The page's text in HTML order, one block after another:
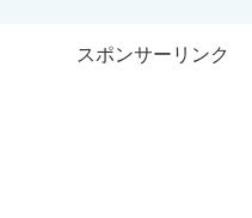
スポンサーリンク